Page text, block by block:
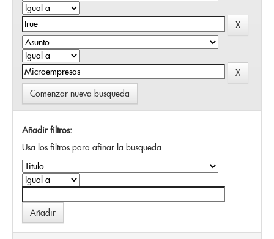
Comenzar nueva busqueda
Añadir filtros:
Usa los filtros para afinar la busqueda.